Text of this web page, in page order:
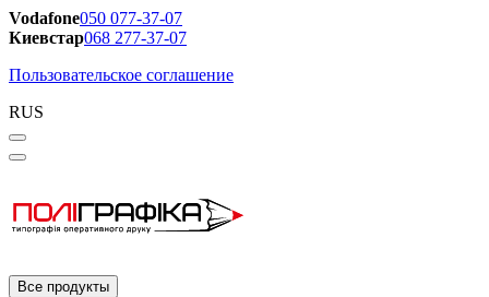
Vodafone050 077-37-07
Киевстар068 277-37-07
Пользовательское соглашение
RUS
Все продукты